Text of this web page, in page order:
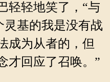
轻轻地笑了，“与
灵基的我是没有战
成为从者的，但
才回应了召唤。”